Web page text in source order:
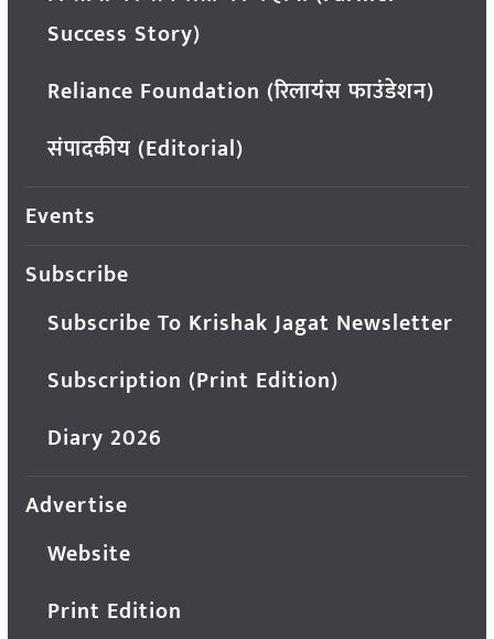
Success Story)
Reliance Foundation (रिलायंस फाउंडेशन)
संपादकीय (Editorial)
Events
Subscribe
Subscribe To Krishak Jagat Newsletter
Subscription (Print Edition)
Diary 2026
Advertise
Website
Print Edition